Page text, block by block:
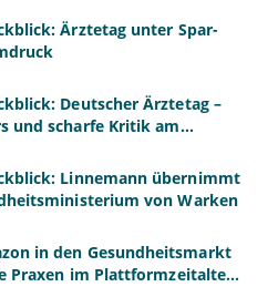
Ärztetag unter Spar-
Deutscher Ärztetag –
und scharfe Kritik am
Linnemann übernimmt
von Warken
in den Gesundheitsmarkt
Praxen im Plattformzeitalter